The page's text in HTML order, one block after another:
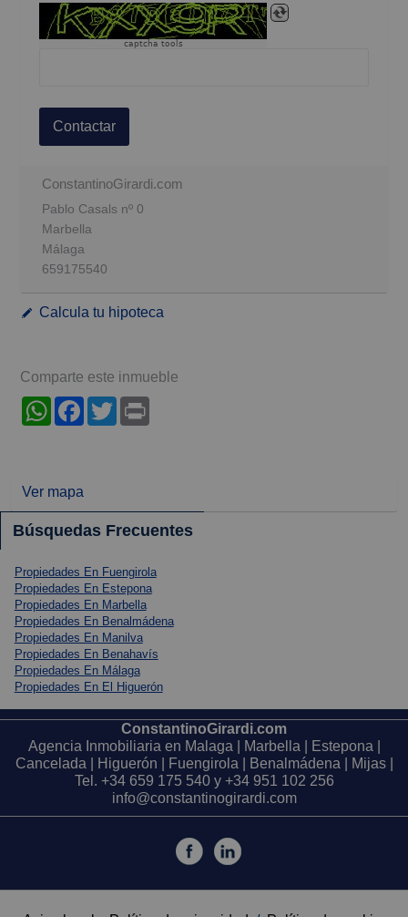
captcha tools
Contactar
ConstantinoGirardi.com
Pablo Casals nº 0
Marbella
Málaga
659175540
Calcula tu hipoteca
Comparte este inmueble
WhatsAppFacebook
Twitter
Ver mapa
Búsquedas Frecuentes
Propiedades En Fuengirola
Propiedades En Estepona
Propiedades En Marbella
Propiedades En Benalmádena
Propiedades En Manilva
Propiedades En Benahavís
Propiedades En Málaga
Propiedades En El Higuerón
ConstantinoGirardi.com
Agencia Inmobiliaria en Malaga | Marbella | Estepona |
Cancelada | Higuerón | Fuengirola | Benalmádena | Mijas |
Tel. +34 659 175 540y +34 951 102 256
info@constantinogirardi.com